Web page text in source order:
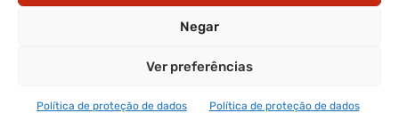
Negar
Ver preferências
Política de proteção de dados Política de proteção de dados
APP A VOZ DE TRÁS-OS-MONTES
APP ALERTA TRÁS-OS-MONTES